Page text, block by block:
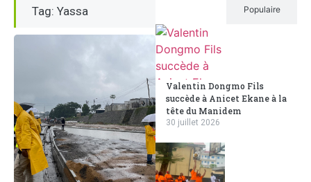
Tag: Yassa Populaire
Valentin Dongmo Fils
succède à Anicet Ekane à la
tête du Manidem
30 juillet 2026